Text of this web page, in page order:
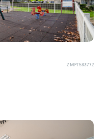
ZMPT583772